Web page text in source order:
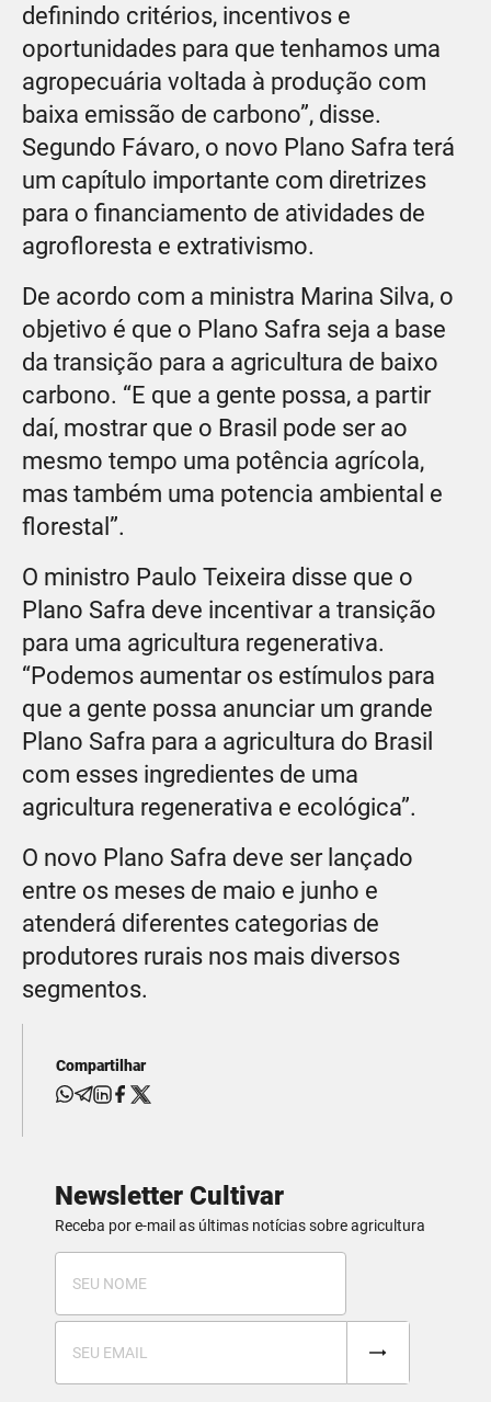
definindo critérios, incentivos e
oportunidades para que tenhamos uma
agropecuária voltada à produção com
baixa emissão de carbono”, disse.
Segundo Fávaro, o novo Plano Safra terá
um capítulo importante com diretrizes
para o financiamento de atividades de
agrofloresta e extrativismo.
De acordo com a ministra Marina Silva, o
objetivo é que o Plano Safra seja a base
da transição para a agricultura de baixo
carbono. “E que a gente possa, a partir
daí, mostrar que o Brasil pode ser ao
mesmo tempo uma potência agrícola,
mas também uma potencia ambiental e
florestal”.
O ministro Paulo Teixeira disse que o
Plano Safra deve incentivar a transição
para uma agricultura regenerativa.
“Podemos aumentar os estímulos para
que a gente possa anunciar um grande
Plano Safra para a agricultura do Brasil
com esses ingredientes de uma
agricultura regenerativa e ecológica”.
O novo Plano Safra deve ser lançado
entre os meses de maio e junho e
atenderá diferentes categorias de
produtores rurais nos mais diversos
segmentos.
Compartilhar
Newsletter Cultivar
Receba por e-mail as últimas notícias sobre agricultura